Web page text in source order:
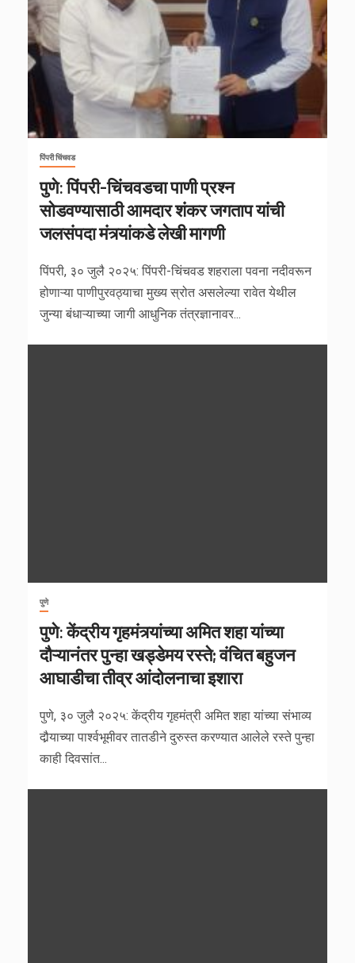
पिंपरी चिंचवड
पुणे: पिंपरी-चिंचवडचा पाणी प्रश्न
सोडवण्यासाठी आमदार शंकर जगताप यांची
जलसंपदा मंत्र्यांकडे लेखी मागणी
पिंपरी, ३० जुलै २०२५: पिंपरी-चिंचवड शहराला पवना नदीवरून
होणाऱ्या पाणीपुरवठ्याचा मुख्य स्रोत असलेल्या रावेत येथील
जुन्या बंधाऱ्याच्या जागी आधुनिक तंत्रज्ञानावर...
पुणे
पुणे: केंद्रीय गृहमंत्र्यांच्या अमित शहा यांच्या
दौऱ्यानंतर पुन्हा खड्डेमय रस्ते; वंचित बहुजन
आघाडीचा तीव्र आंदोलनाचा इशारा
पुणे, ३० जुलै २०२५: केंद्रीय गृहमंत्री अमित शहा यांच्या संभाव्य
दौर्‍याच्या पार्श्वभूमीवर तातडीने दुरुस्त करण्यात आलेले रस्ते पुन्हा
काही दिवसांत...